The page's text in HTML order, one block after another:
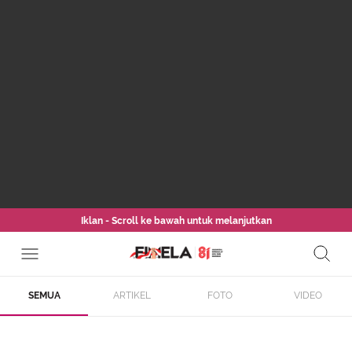
Iklan - Scroll ke bawah untuk melanjutkan
SEMUA ARTIKEL FOTO VIDEO